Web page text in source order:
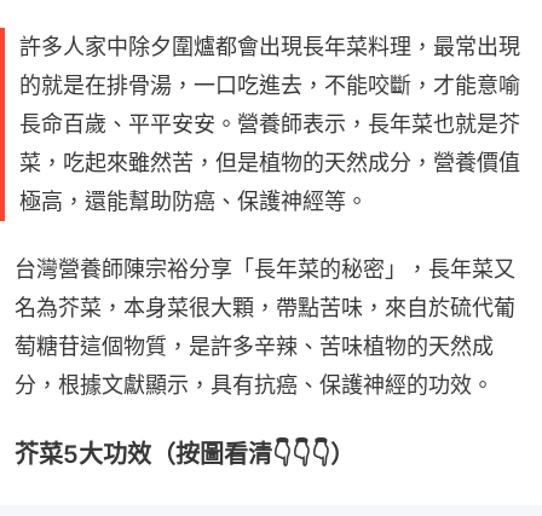
許多人家中除夕圍爐都會出現長年菜料理，最常出現
的就是在排骨湯，一口吃進去，不能咬斷，才能意喻
長命百歲、平平安安。營養師表示，長年菜也就是芥
菜，吃起來雖然苦，但是植物的天然成分，營養價值
極高，還能幫助防癌、保護神經等。
台灣營養師陳宗裕分享「長年菜的秘密」，長年菜又
名為芥菜，本身菜很大顆，帶點苦味，來自於硫代葡
萄糖苷這個物質，是許多辛辣、苦味植物的天然成
分，根據文獻顯示，具有抗癌、保護神經的功效。
芥菜5大功效（按圖看清👇👇👇）